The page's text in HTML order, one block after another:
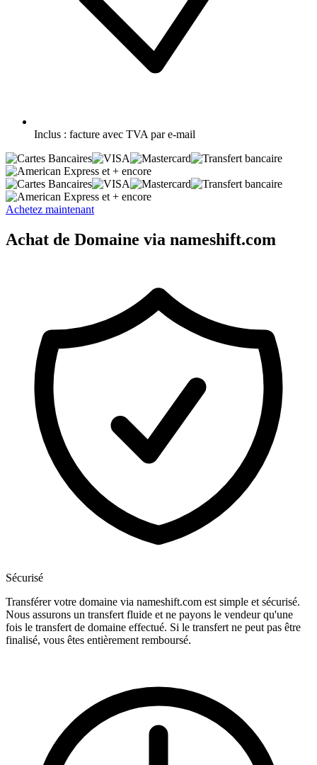
Inclus : facture avec TVA par e-mail
et + encore
et + encore
Achetez maintenant
Achat de Domaine via nameshift.com
Sécurisé
Transférer votre domaine via nameshift.com est simple et sécurisé.
Nous assurons un transfert fluide et ne payons le vendeur qu'une
fois le transfert de domaine effectué. Si le transfert ne peut pas être
finalisé, vous êtes entièrement remboursé.